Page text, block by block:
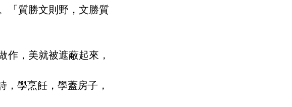
質勝文則野，文勝質
，美就被遮蔽起來，
學烹飪，學蓋房子，